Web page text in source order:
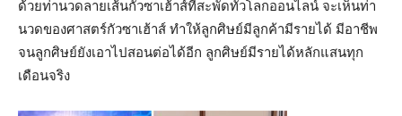
ด้วยท่านวดลายเส้นกัวซาเฮ้าส์ที่สะพัดทั่วโลกออนไลน์ จะเห็นท่า
นวดของศาสตร์กัวซาเฮ้าส์ ทำให้ลูกศิษย์มีลูกค้ามีรายได้ มีอาชีพ
จนลูกศิษย์ยังเอาไปสอนต่อได้อีก ลูกศิษย์มีรายได้หลักแสนทุก
เดือนจริง